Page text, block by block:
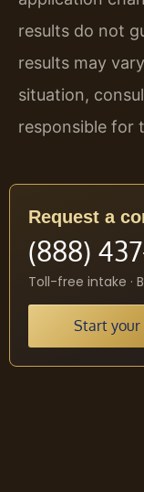
results do not
results may
situation,
responsible for
Request a
(888)
Toll-free intake ·
Start your